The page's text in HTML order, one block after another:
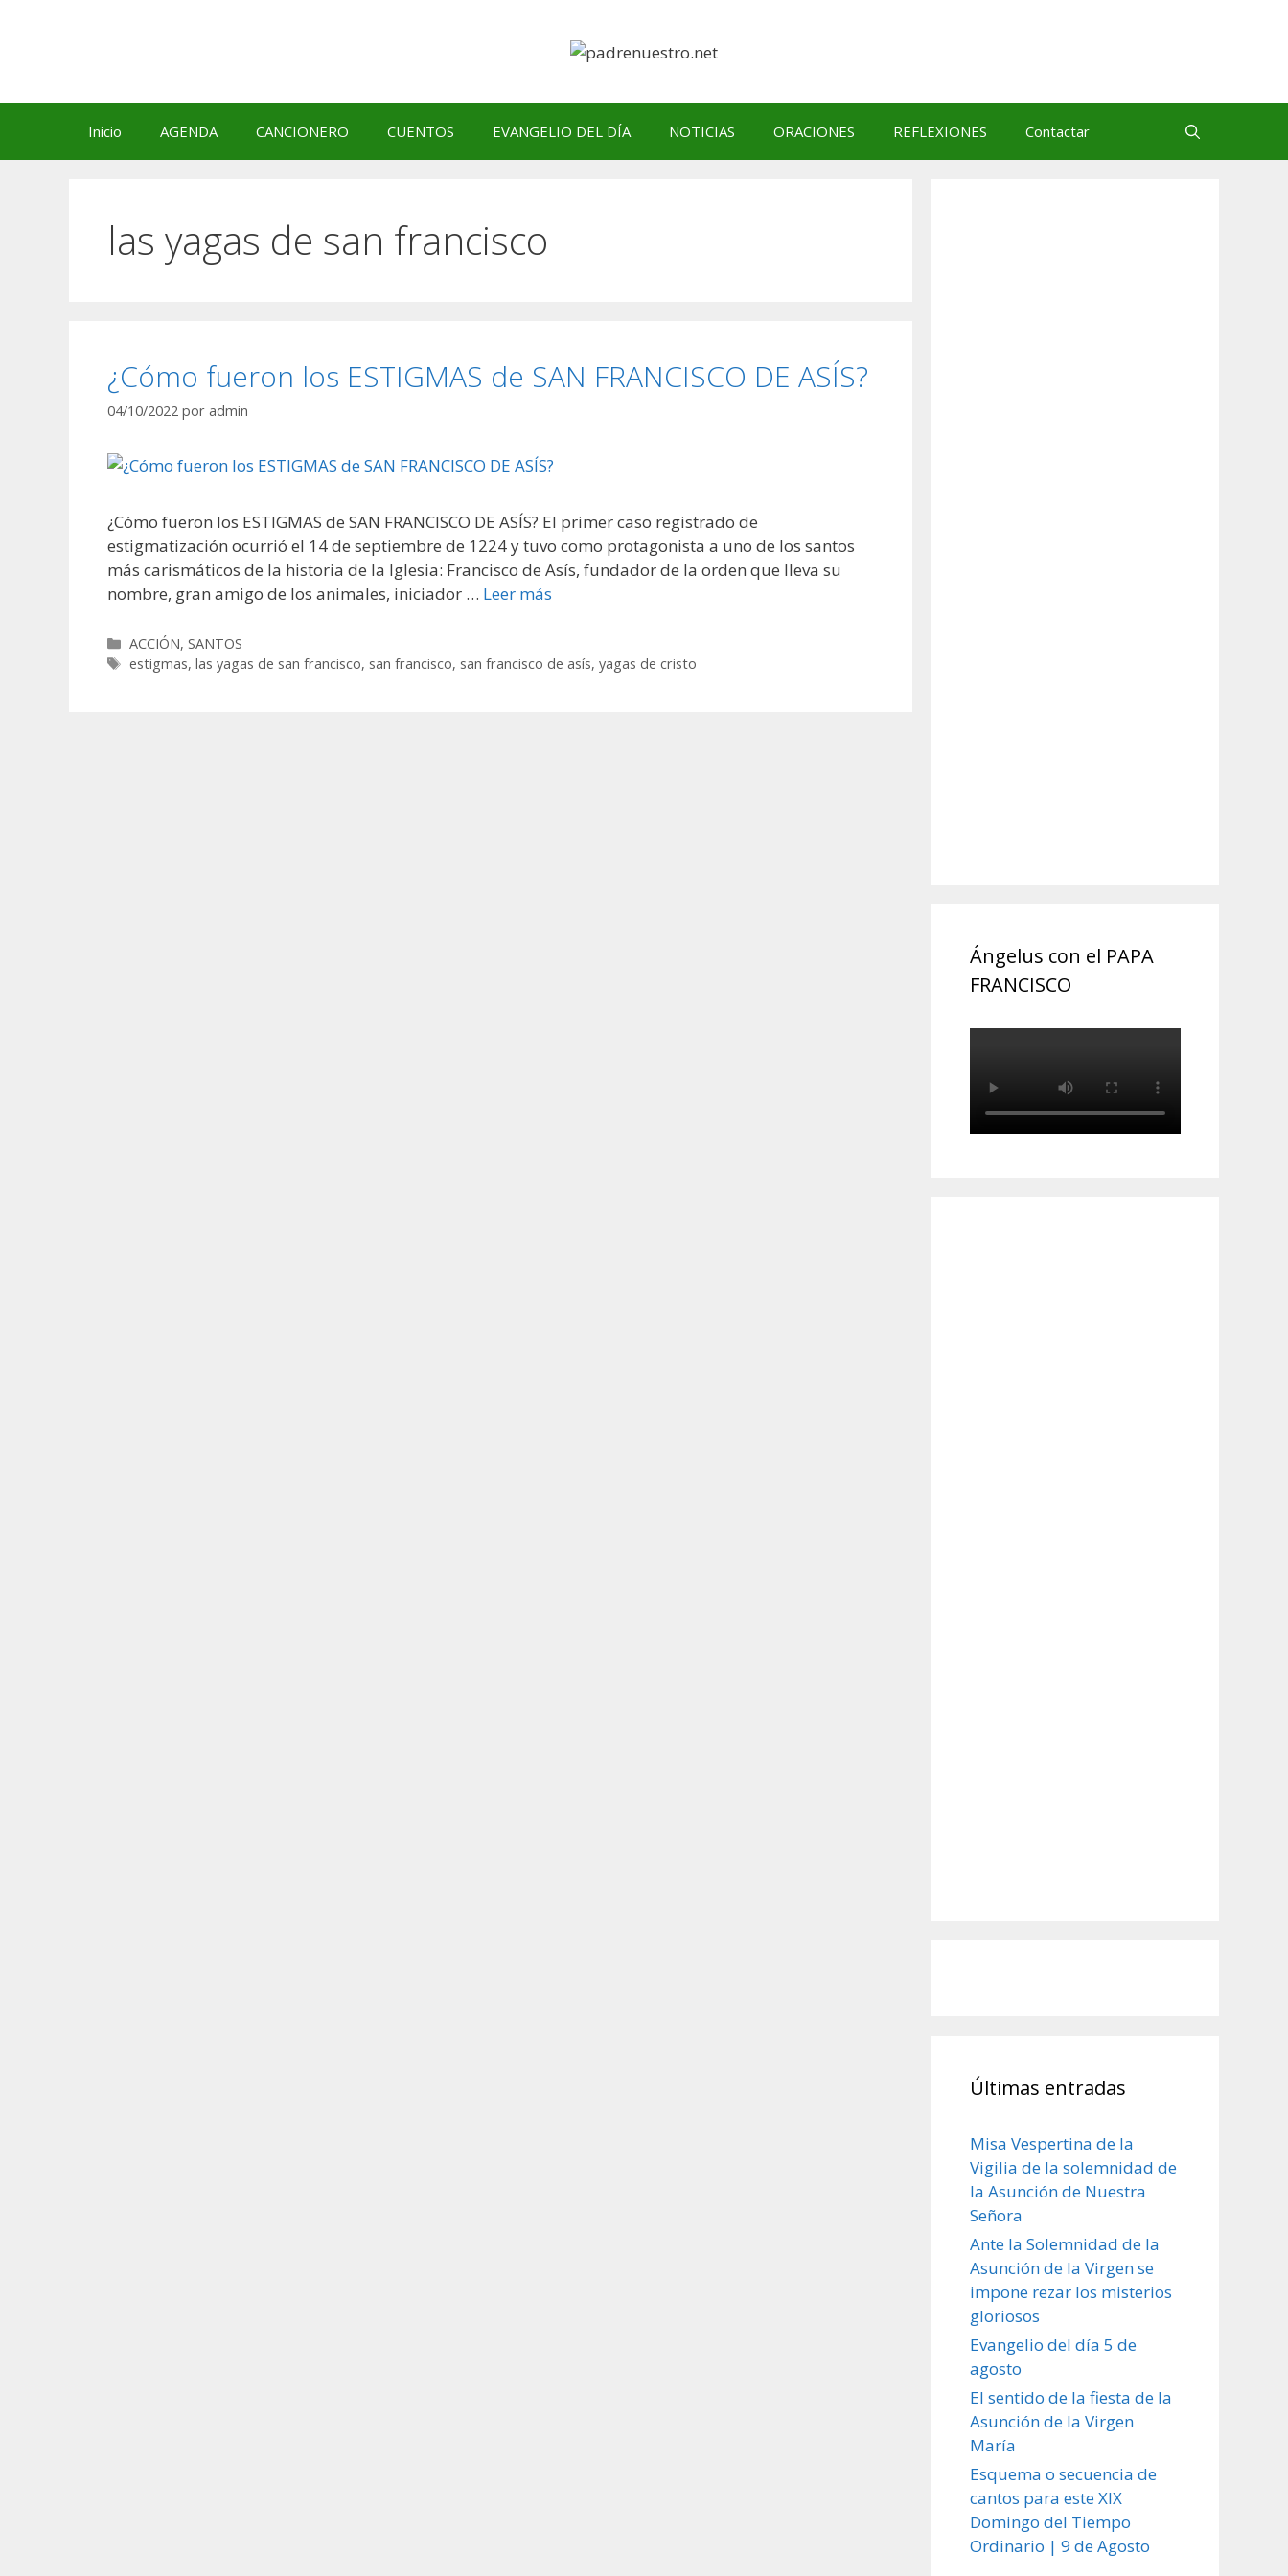
Inicio AGENDA CANCIONERO CUENTOS EVANGELIO DEL DÍA NOTICIAS ORACIONES REFLEXIONES Contactar
las yagas de san francisco
¿Cómo fueron los ESTIGMAS de SAN FRANCISCO DE ASÍS?
04/10/2022 por admin
¿Cómo fueron los ESTIGMAS de SAN FRANCISCO DE ASÍS? El primer caso registrado de
estigmatización ocurrió el 14 de septiembre de 1224 y tuvo como protagonista a uno de los santos
más carismáticos de la historia de la Iglesia: Francisco de Asís, fundador de la orden que lleva su
nombre, gran amigo de los animales, iniciador … Leer más
Categorías
ACCIÓN,SANTOS
Etiquetas
estigmas,las yagas de san francisco, san francisco, san francisco de asís,yagas de cristo
Ángelus con el PAPA
FRANCISCO
Últimas entradas
Misa Vespertina de la
Vigilia de la solemnidad de
la Asunción de Nuestra
Señora
Ante la Solemnidad de la
Asunción de la Virgen se
impone rezar los misterios
gloriosos
Evangelio del día 5 de
agosto
El sentido de la fiesta de la
Asunción de la Virgen
María
Esquema o secuencia de
cantos para este XIX
Domingo del Tiempo
Ordinario | 9 de Agosto